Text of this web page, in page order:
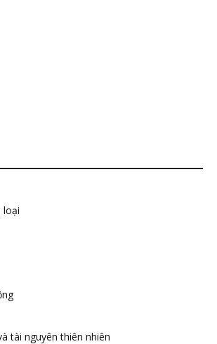
loại
tài nguyên thiên nhiên